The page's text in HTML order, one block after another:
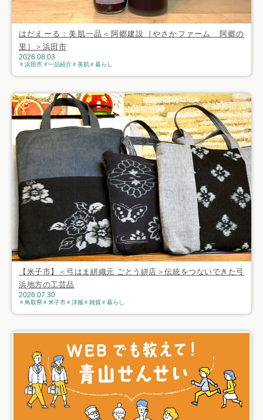
はだえーる：美肌一品＜阿郷建設［やさかファーム 阿郷の
里］＞浜田市
2026.08.03
浜田市 一品紹介 美肌 暮らし
【米子市】＜弓はま絣織元 ごとう絣店＞伝統をつないできた弓
浜地方の工芸品
2026.07.30
鳥取県 米子市 洋服 雑貨 暮らし